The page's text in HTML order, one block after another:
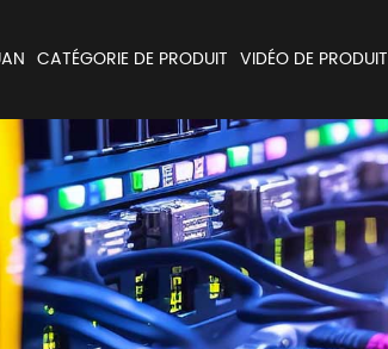
CATÉGORIE DE PRODUIT VIDÉO DE PRODUIT